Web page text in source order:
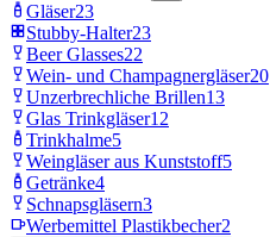
Gläser23
Stubby-Halter23
Beer Glasses22
Wein- und Champagnergläser20
Unzerbrechliche Brillen13
Glas Trinkgläser12
Trinkhalme5
Weingläser aus Kunststoff5
Getränke4
Schnapsgläsern3
Werbemittel Plastikbecher2